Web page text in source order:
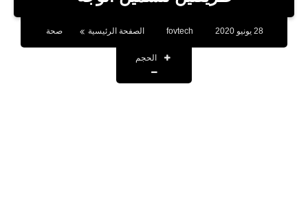
بلوجر
اخبار
العاب
28 يونيو 2020 fovtech الصفحة الرئيسية صحة
الحجم